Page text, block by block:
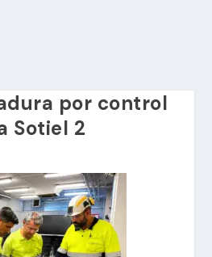
por control
Sotiel 2